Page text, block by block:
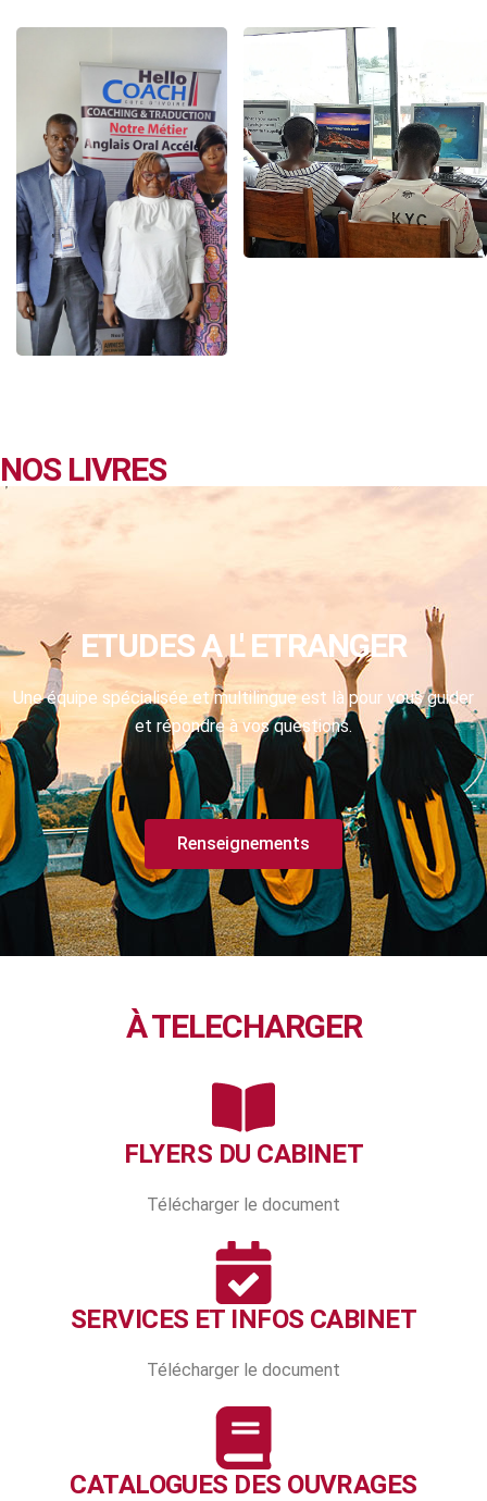
NOS LIVRES
ETUDES A L' ETRANGER
Une équipe spécialisée et multilingue est là pour vous guider
et répondre à vos questions.
Renseignements
À TELECHARGER
FLYERS DU CABINET
Télécharger le document
SERVICES ET INFOS CABINET
Télécharger le document
CATALOGUES DES OUVRAGES